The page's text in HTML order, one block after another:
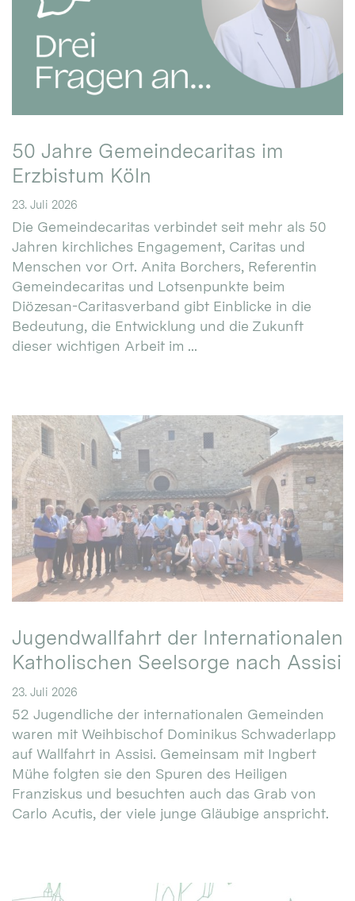
50 Jahre Gemeindecaritas im
Erzbistum Köln
23. Juli 2026
Die Gemeindecaritas verbindet seit mehr als 50
Jahren kirchliches Engagement, Caritas und
Menschen vor Ort. Anita Borchers, Referentin
Gemeindecaritas und Lotsenpunkte beim
Diözesan-Caritasverband gibt Einblicke in die
Bedeutung, die Entwicklung und die Zukunft
dieser wichtigen Arbeit im ...
Jugendwallfahrt der Internationalen
Katholischen Seelsorge nach Assisi
23. Juli 2026
52 Jugendliche der internationalen Gemeinden
waren mit Weihbischof Dominikus Schwaderlapp
auf Wallfahrt in Assisi. Gemeinsam mit Ingbert
Mühe folgten sie den Spuren des Heiligen
Franziskus und besuchten auch das Grab von
Carlo Acutis, der viele junge Gläubige anspricht.